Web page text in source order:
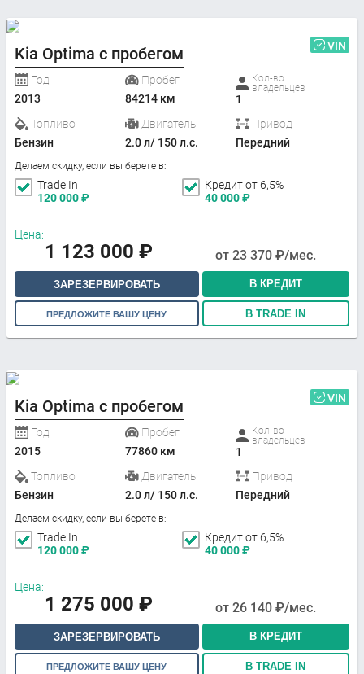
Kia Optima с пробегом VIN
Год
2013
Пробег
84214 км
Кол-во
владельцев
1
Топливо
Бензин
Двигатель
2.0 л/ 150 л.с.
Привод
Передний
Делаем скидку, если вы берете в:
Trade In
120 000₽
Кредит от 6,5%
40 000₽
Цена:
1 123 000 ₽ от 23 370 ₽/мес.
ЗАРЕЗЕРВИРОВАТЬ В КРЕДИТ
ПРЕДЛОЖИТЕ ВАШУ ЦЕНУ В TRADE IN
Kia Optima с пробегом VIN
Год
2015
Пробег
77860 км
Кол-во
владельцев
1
Топливо
Бензин
Двигатель
2.0 л/ 150 л.с.
Привод
Передний
Делаем скидку, если вы берете в:
Trade In
120 000₽
Кредит от 6,5%
40 000₽
Цена:
1 275 000 ₽ от 26 140 ₽/мес.
ЗАРЕЗЕРВИРОВАТЬ В КРЕДИТ
ПРЕДЛОЖИТЕ ВАШУ ЦЕНУ В TRADE IN